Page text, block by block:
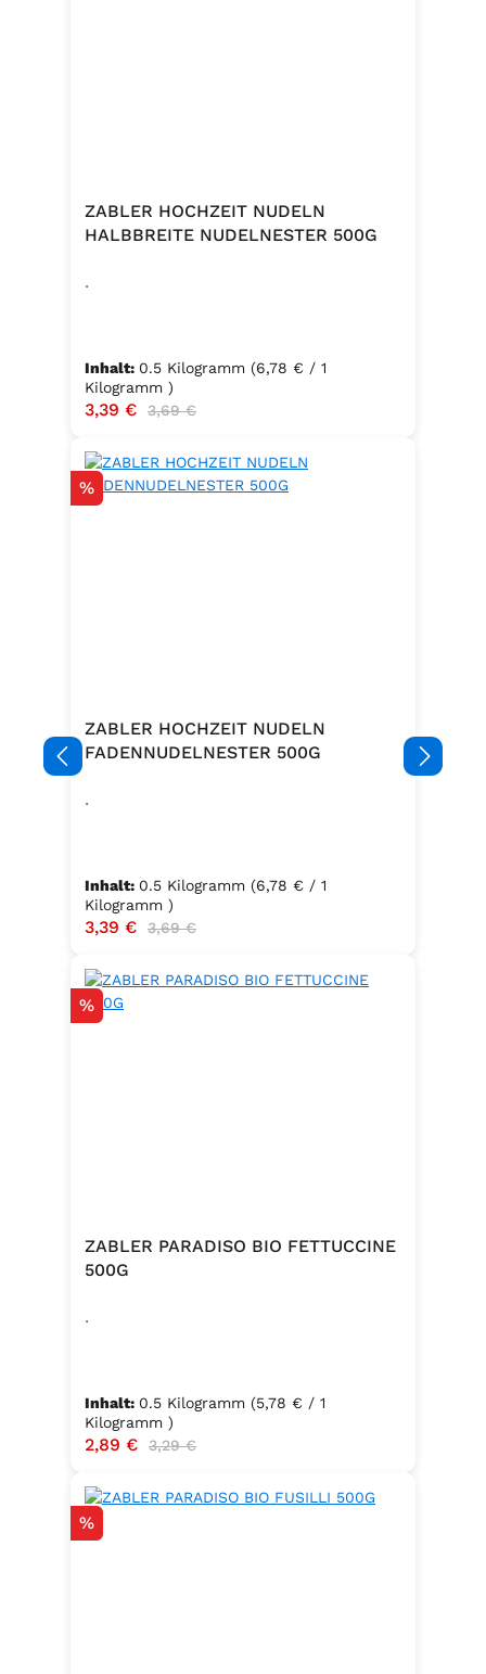
ZABLER HOCHZEIT NUDELN
HALBBREITE NUDELNESTER 500G
.
Inhalt: 0.5 Kilogramm (6,78 € / 1
Kilogramm )
Verkaufspreis:
3,39 € Regulärer Preis:
3,69 €
Rabatt
%
ZABLER HOCHZEIT NUDELN
FADENNUDELNESTER 500G
.
Inhalt: 0.5 Kilogramm (6,78 € / 1
Kilogramm )
Verkaufspreis:
3,39 € Regulärer Preis:
3,69 €
Rabatt
%
ZABLER PARADISO BIO FETTUCCINE
500G
.
Inhalt: 0.5 Kilogramm (5,78 € / 1
Kilogramm )
Verkaufspreis:
2,89 € Regulärer Preis:
3,29 €
Rabatt
%